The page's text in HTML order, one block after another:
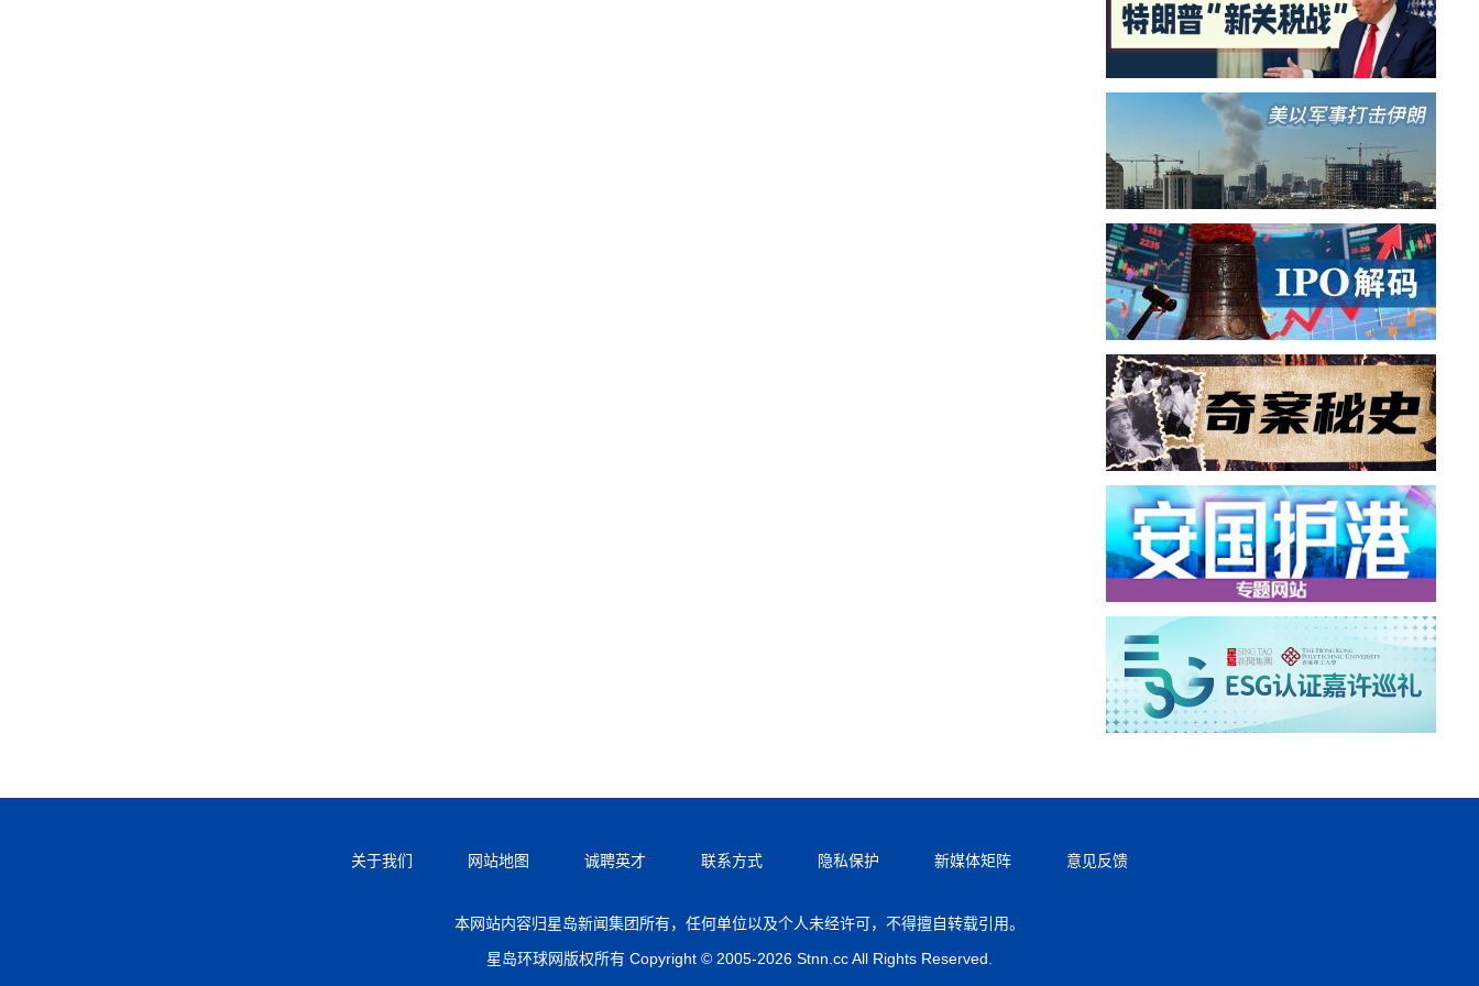
关于我们 网站地图 诚聘英才 联系方式 隐私保护 新媒体矩阵 意见反馈
本网站内容归星岛新闻集团所有，任何单位以及个人未经许可，不得擅自转载引用。
星岛环球网版权所有 Copyright © 2005-2026 Stnn.cc All Rights Reserved.